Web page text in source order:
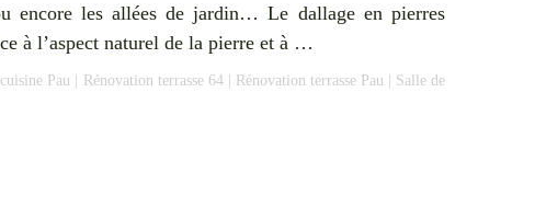
encore les allées de jardin… Le dallage en pierres
à l’aspect naturel de la pierre et à …
Pau | Rénovation terrasse 64| Rénovation terrasse Pau | Salle de